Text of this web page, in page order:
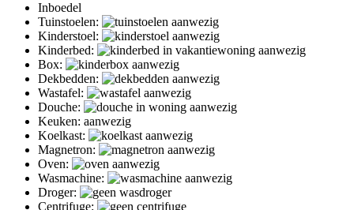
Inboedel
Tuinstoelen:
Kinderstoel:
Kinderbed:
Box:
Dekbedden:
Wastafel:
Douche:
Keuken: aanwezig
Koelkast:
Magnetron:
Oven:
Wasmachine:
Droger:
Centrifuge: